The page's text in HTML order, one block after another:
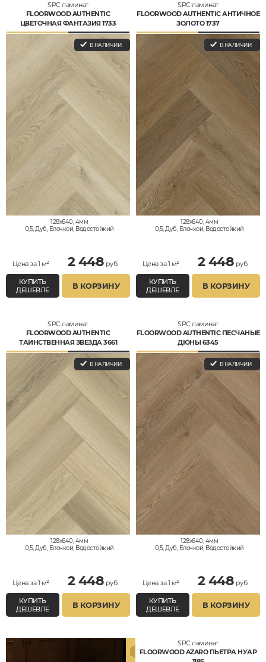
SPC ламинат
FLOORWOOD AUTHENTIC
ЦВЕТОЧНАЯ ФАНТАЗИЯ 1733
В НАЛИЧИИ
128x640, 4мм
0,5, Дуб, Елочкой, Водостойкий
Цена за 1 м² 2 448 руб.
КУПИТЬ
ДЕШЕВЛЕ
В КОРЗИНУ
SPC ламинат
FLOORWOOD AUTHENTIC АНТИЧНОЕ
ЗОЛОТО 1737
В НАЛИЧИИ
128x640, 4мм
0,5, Дуб, Елочкой, Водостойкий
Цена за 1 м² 2 448 руб.
КУПИТЬ
ДЕШЕВЛЕ
В КОРЗИНУ
SPC ламинат
FLOORWOOD AUTHENTIC
ТАИНСТВЕННАЯ ЗВЕЗДА 3661
В НАЛИЧИИ
128x640, 4мм
0,5, Дуб, Елочкой, Водостойкий
Цена за 1 м² 2 448 руб.
КУПИТЬ
ДЕШЕВЛЕ
В КОРЗИНУ
SPC ламинат
FLOORWOOD AUTHENTIC ПЕСЧАНЫЕ
ДЮНЫ 6345
В НАЛИЧИИ
128x640, 4мм
0,5, Дуб, Елочкой, Водостойкий
Цена за 1 м² 2 448 руб.
КУПИТЬ
ДЕШЕВЛЕ
В КОРЗИНУ
SPC ламинат
FLOORWOOD AZARO ПЬЕТРА НУАР